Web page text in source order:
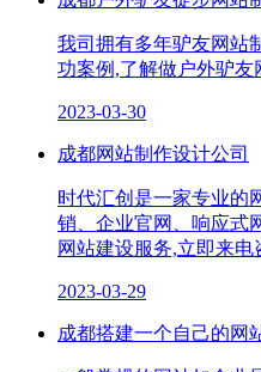
我司拥有多年驴友网站
功案例,了解做户外驴友
2023-03-30
成都网站制作设计公司
时代汇创是一家专业的
销、企业官网、响应式
网站建设服务,立即来电
2023-03-29
成都搭建一个自己的网